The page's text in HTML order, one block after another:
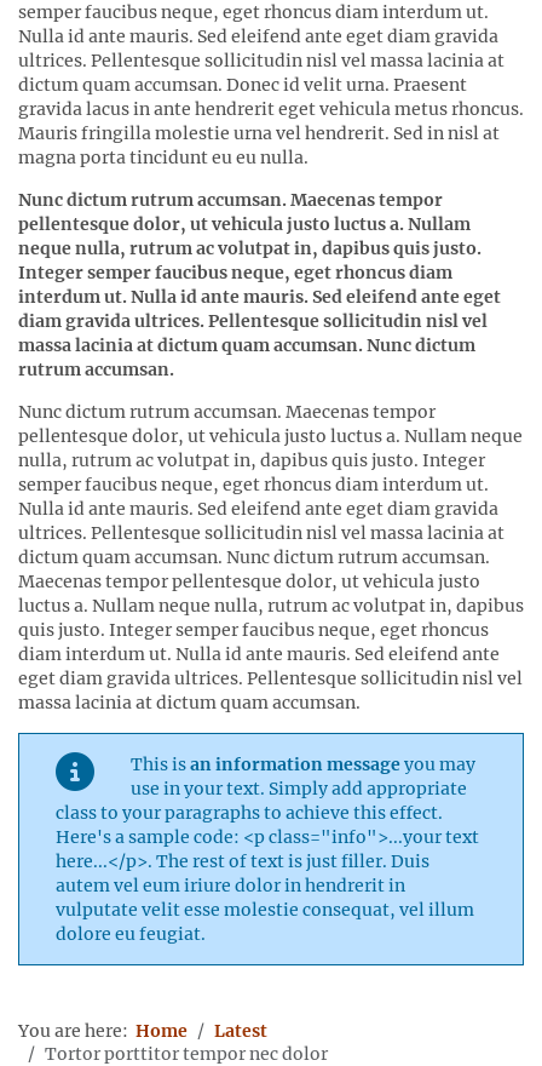
semper faucibus neque, eget rhoncus diam interdum ut.
Nulla id ante mauris. Sed eleifend ante eget diam gravida
ultrices. Pellentesque sollicitudin nisl vel massa lacinia at
dictum quam accumsan. Donec id velit urna. Praesent
gravida lacus in ante hendrerit eget vehicula metus rhoncus.
Mauris fringilla molestie urna vel hendrerit. Sed in nisl at
magna porta tincidunt eu eu nulla.
Nunc dictum rutrum accumsan. Maecenas tempor
pellentesque dolor, ut vehicula justo luctus a. Nullam
neque nulla, rutrum ac volutpat in, dapibus quis justo.
Integer semper faucibus neque, eget rhoncus diam
interdum ut. Nulla id ante mauris. Sed eleifend ante eget
diam gravida ultrices. Pellentesque sollicitudin nisl vel
massa lacinia at dictum quam accumsan. Nunc dictum
rutrum accumsan.
Nunc dictum rutrum accumsan. Maecenas tempor
pellentesque dolor, ut vehicula justo luctus a. Nullam neque
nulla, rutrum ac volutpat in, dapibus quis justo. Integer
semper faucibus neque, eget rhoncus diam interdum ut.
Nulla id ante mauris. Sed eleifend ante eget diam gravida
ultrices. Pellentesque sollicitudin nisl vel massa lacinia at
dictum quam accumsan. Nunc dictum rutrum accumsan.
Maecenas tempor pellentesque dolor, ut vehicula justo
luctus a. Nullam neque nulla, rutrum ac volutpat in, dapibus
quis justo. Integer semper faucibus neque, eget rhoncus
diam interdum ut. Nulla id ante mauris. Sed eleifend ante
eget diam gravida ultrices. Pellentesque sollicitudin nisl vel
massa lacinia at dictum quam accumsan.
This isan information messageyou may
use in your text. Simply add appropriate
class to your paragraphs to achieve this effect.
Here's a sample code: <p class="info">...your text
here...</p>. The rest of text is just filler. Duis
autem vel eum iriure dolor in hendrerit in
vulputate velit esse molestie consequat, vel illum
dolore eu feugiat.
You are here: Home
Latest
Tortor porttitor tempor nec dolor